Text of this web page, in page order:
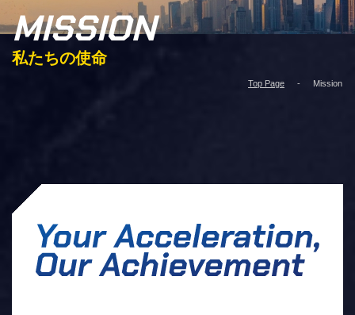
MISSION
私たちの使命
Top Page Mission